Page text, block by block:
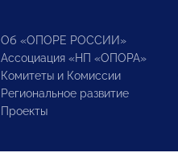
Об «ОПОРЕ РОССИИ»
Ассоциация «НП «ОПОРА»
Комитеты и Комиссии
Региональное развитие
Проекты